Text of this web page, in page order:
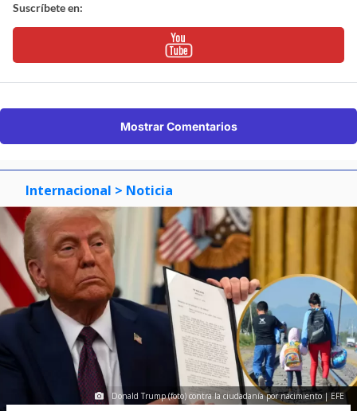
Suscríbete en:
Mostrar Comentarios
Internacional > Noticia
Donald Trump (foto) contra la ciudadanía por nacimiento | EFE